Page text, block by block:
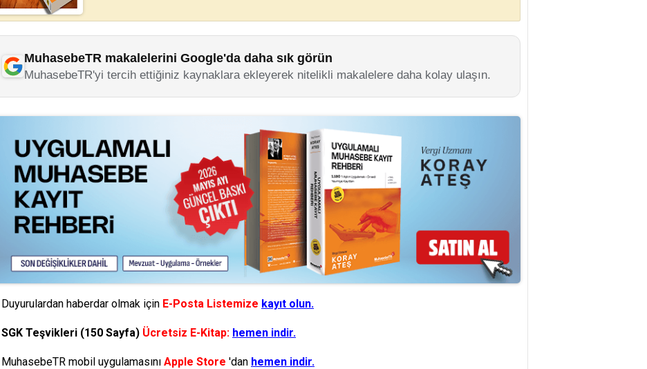
MuhasebeTR makalelerini Google'da daha sık görün
MuhasebeTR'yi tercih ettiğiniz kaynaklara ekleyerek nitelikli makalelere daha kolay ulaşın.
Duyurulardan haberdar olmak için E-Posta Listemize kayıt olun.
SGK Teşvikleri (150 Sayfa) Ücretsiz E-Kitap: hemen indir.
MuhasebeTR mobil uygulamasını Apple Store 'dan hemen indir.